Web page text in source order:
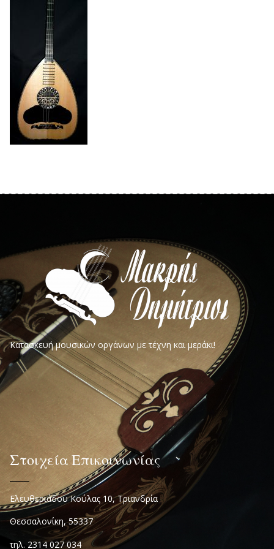
Κατασκευή μουσικών οργάνων με τέχνη και μεράκι!
Στοιχεία Επικοινωνίας
Ελευθεριάδου Κούλας 10, Τριανδρία
Θεσσαλονίκη, 55337
τηλ. 2314 027 034